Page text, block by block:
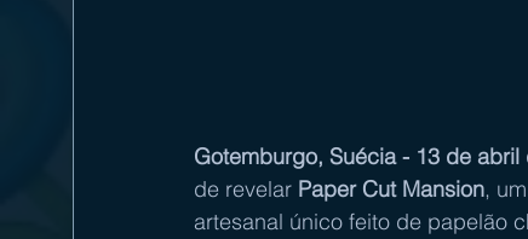
Gotemburgo, Suécia - 13 de abril
de revelar Paper Cut Mansion,
artesanal único feito de papelão